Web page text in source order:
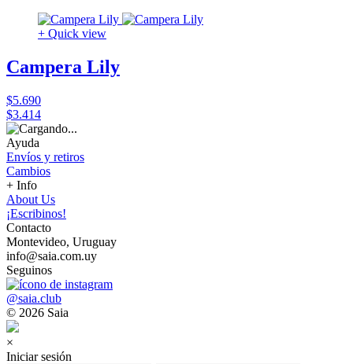
+ Quick view
Campera Lily
$5.690
$3.414
Ayuda
Envíos y retiros
Cambios
+ Info
About Us
¡Escribinos!
Contacto
Montevideo, Uruguay
info@saia.com.uy
Seguinos
@saia.club
© 2026 Saia
×
Iniciar sesión